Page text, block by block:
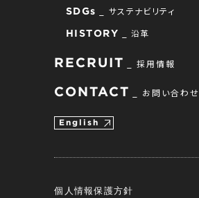
SDGs サステナビリティ
HISTORY 沿革
RECRUIT 採用情報
CONTACT お問い合わせ
English
個人情報保護方針